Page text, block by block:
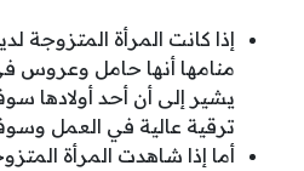
إذا كانت المرأة المتزوجة
منامها أنها حامل وعروس
يشير إلى أن أحد أولادها
ترقية عالية في العمل
أما إذا شاهدت المرأة